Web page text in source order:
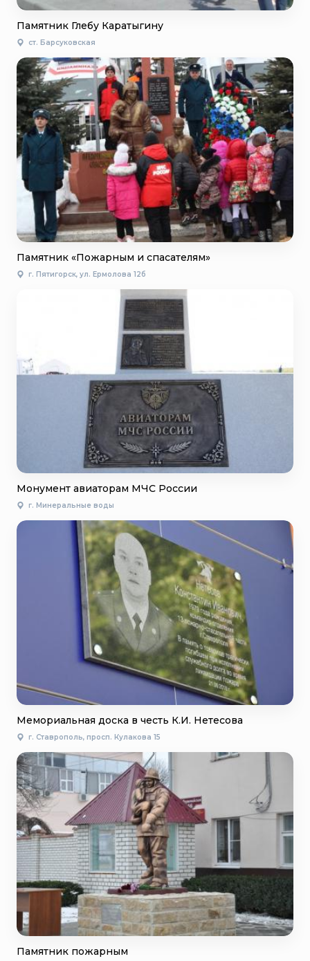
Памятник Глебу Каратыгину
ст. Барсуковская
Памятник «Пожарным и спасателям»
г. Пятигорск, ул. Ермолова 12б
Монумент авиаторам МЧС России
г. Минеральные воды
Мемориальная доска в честь К.И. Нетесова
г. Ставрополь, просп. Кулакова 15
Памятник пожарным